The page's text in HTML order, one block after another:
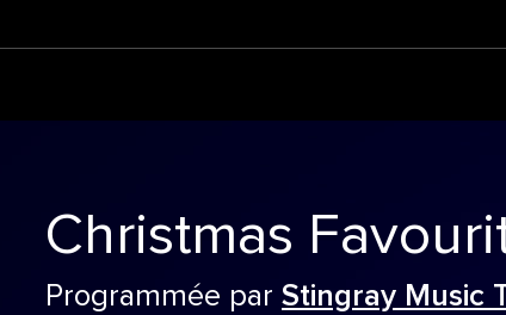
Christmas
Programmée par Stingray Music